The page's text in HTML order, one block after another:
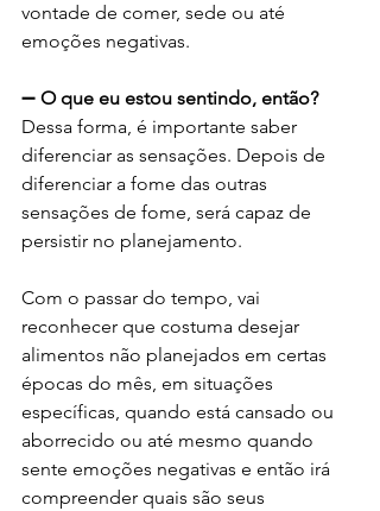
vontade de comer, sede ou até
emoções negativas.
➖ O que eu estou sentindo, então?
Dessa forma, é importante saber
diferenciar as sensações. Depois de
diferenciar a fome das outras
sensações de fome, será capaz de
persistir no planejamento.
Com o passar do tempo, vai
reconhecer que costuma desejar
alimentos não planejados em certas
épocas do mês, em situações
específicas, quando está cansado ou
aborrecido ou até mesmo quando
sente emoções negativas e então irá
compreender quais são seus